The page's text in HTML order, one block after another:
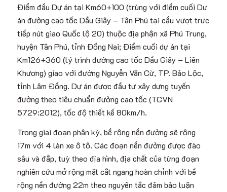
Điểm đầu Dự án tại Km60+100 (trùng với điểm cuối Dự
án đường cao tốc Dầu Giây – Tân Phú tại cầu vượt trực
tiếp nút giao Quốc lộ 20) thuộc địa phận xã Phú Trung,
huyện Tân Phú, tỉnh Đồng Nai; Điểm cuối dự án tại
Km126+360 (lý trình đường cao tốc Dầu Giây – Liên
Khương) giao với đường Nguyễn Văn Cừ, TP. Bảo Lộc,
tỉnh Lâm Đồng. Dự án được đầu tư xây dựng tuyến
đường theo tiêu chuẩn đường cao tốc (TCVN
5729:2012), tốc độ thiết kế 80km/h.
Trong giai đoạn phân kỳ, bề rộng nền đường sẽ rộng
17m với 4 làn xe ô tô. Các đoạn nền đường được đào
sâu và đắp, tuỳ theo địa hình, địa chất của từng đoạn
nghiên cứu mở rộng mặt cắt ngang hoàn chỉnh với bề
rộng nền đường 22m theo nguyên tắc đảm bảo luận